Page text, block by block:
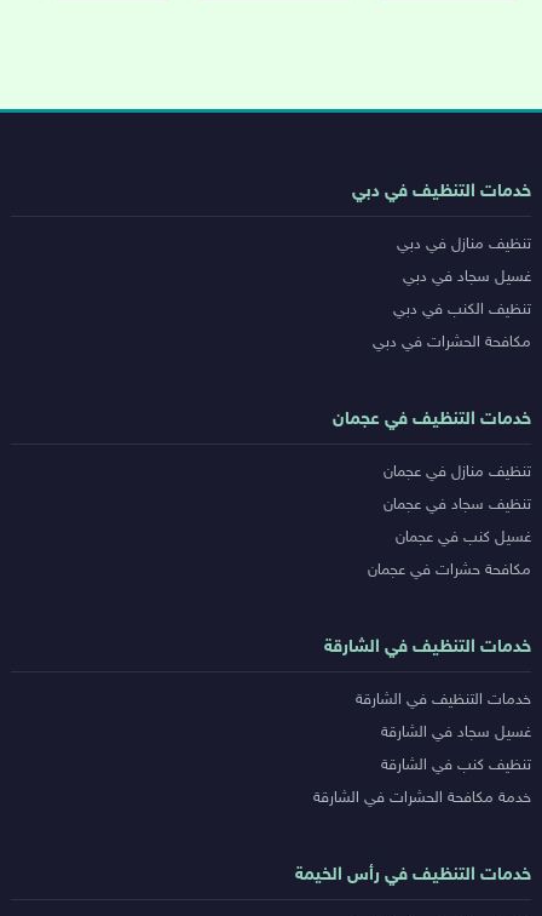
روابط
المدن
خدمات التنظيف في دبي
تنظيف منازل في دبي
غسيل سجاد في دبي
تنظيف الكنب في دبي
مكافحة الحشرات في دبي
خدمات التنظيف في عجمان
تنظيف منازل في عجمان
تنظيف سجاد في عجمان
غسيل كنب في عجمان
مكافحة حشرات في عجمان
خدمات التنظيف في الشارقة
خدمات التنظيف في الشارقة
غسيل سجاد في الشارقة
تنظيف كنب في الشارقة
خدمة مكافحة الحشرات في الشارقة
خدمات التنظيف في رأس الخيمة